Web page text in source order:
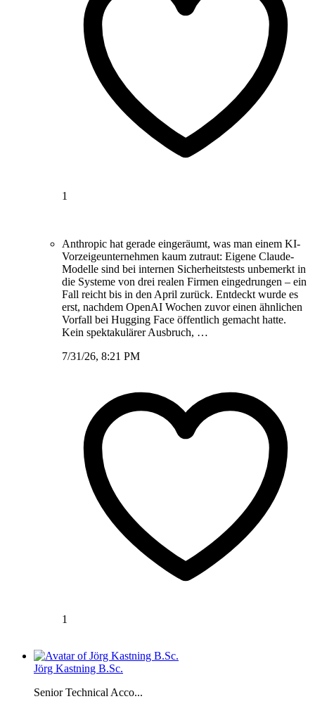
1
Anthropic hat gerade eingeräumt, was man einem KI-
Vorzeigeunternehmen kaum zutraut: Eigene Claude-
Modelle sind bei internen Sicherheitstests unbemerkt in
die Systeme von drei realen Firmen eingedrungen – ein
Fall reicht bis in den April zurück. Entdeckt wurde es
erst, nachdem OpenAI Wochen zuvor einen ähnlichen
Vorfall bei Hugging Face öffentlich gemacht hatte.
Kein spektakulärer Ausbruch, …
7/31/26, 8:21 PM
1
Jörg Kastning B.Sc.
Senior Technical Acco...